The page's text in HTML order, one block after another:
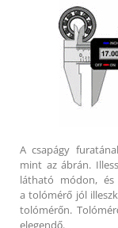
A csapágy
mint az ábrán.
látható módon,
a tolómérő jól
tolómérőn.
elegendő.